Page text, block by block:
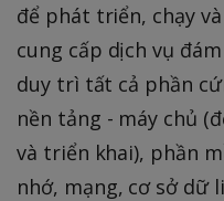
để phát triển, chạy
cung cấp dịch vụ
duy trì tất cả phần
nền tảng - máy chủ
và triển khai), phần
nhớ, mạng, cơ sở dữ